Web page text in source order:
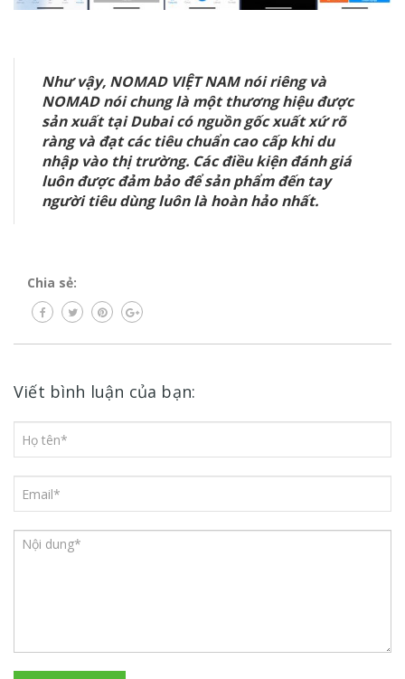
Như vậy, NOMAD VIỆT NAM nói riêng và
NOMAD nói chung là một thương hiệu được
sản xuất tại Dubai có nguồn gốc xuất xứ rõ
ràng và đạt các tiêu chuẩn cao cấp khi du
nhập vào thị trường. Các điều kiện đánh giá
luôn được đảm bảo để sản phẩm đến tay
người tiêu dùng luôn là hoàn hảo nhất.
Chia sẻ:
Viết bình luận của bạn: